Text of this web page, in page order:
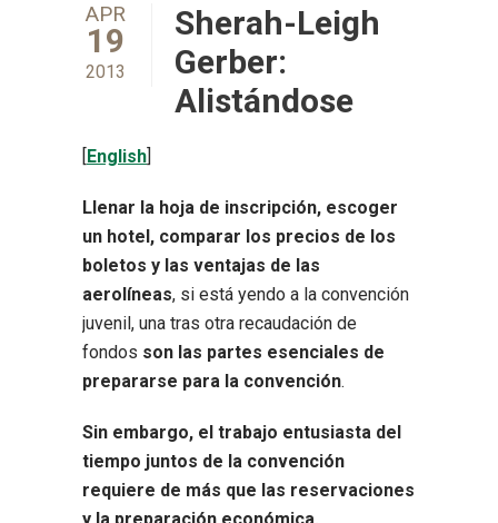
APR
19
2013
Sherah-Leigh
Gerber:
Alistándose
[English]
Llenar la hoja de inscripción, escoger
un hotel, comparar los precios de los
boletos y las ventajas de las
aerolíneas, si está yendo a la convención
juvenil, una tras otra recaudación de
fondos son las partes esenciales de
prepararse para la convención.
Sin embargo, el trabajo entusiasta del
tiempo juntos de la convención
requiere de más que las reservaciones